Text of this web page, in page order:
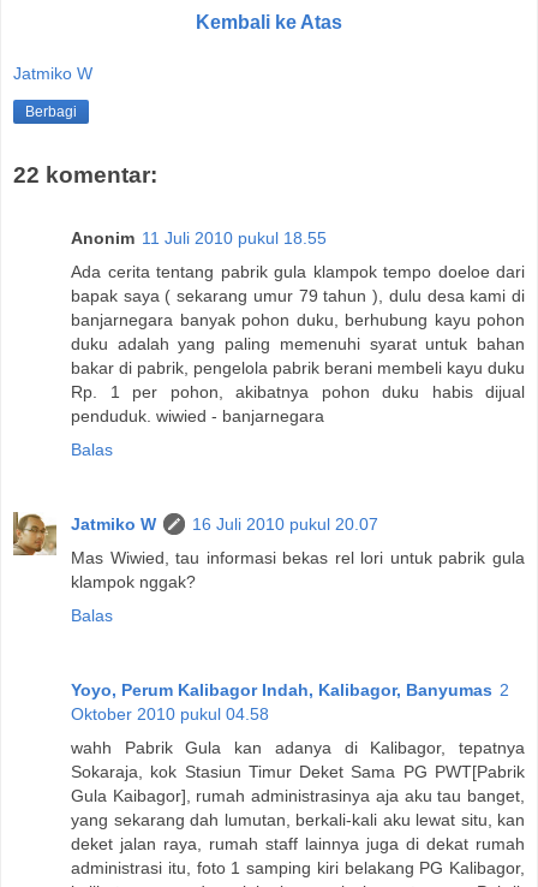
Kembali ke Atas
Jatmiko W
Berbagi
22 komentar:
Anonim 11 Juli 2010 pukul 18.55
Ada cerita tentang pabrik gula klampok tempo doeloe dari
bapak saya ( sekarang umur 79 tahun ), dulu desa kami di
banjarnegara banyak pohon duku, berhubung kayu pohon
duku adalah yang paling memenuhi syarat untuk bahan
bakar di pabrik, pengelola pabrik berani membeli kayu duku
Rp. 1 per pohon, akibatnya pohon duku habis dijual
penduduk. wiwied - banjarnegara
Balas
Jatmiko W
16 Juli 2010 pukul 20.07
Mas Wiwied, tau informasi bekas rel lori untuk pabrik gula
klampok nggak?
Balas
Yoyo, Perum Kalibagor Indah, Kalibagor, Banyumas 2
Oktober 2010 pukul 04.58
wahh Pabrik Gula kan adanya di Kalibagor, tepatnya
Sokaraja, kok Stasiun Timur Deket Sama PG PWT[Pabrik
Gula Kaibagor], rumah administrasinya aja aku tau banget,
yang sekarang dah lumutan, berkali-kali aku lewat situ, kan
deket jalan raya, rumah staff lainnya juga di dekat rumah
administrasi itu, foto 1 samping kiri belakang PG Kalibagor,